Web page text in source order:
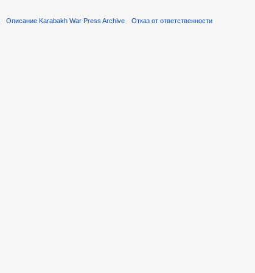
Описание Karabakh War Press Archive Отказ от ответственности